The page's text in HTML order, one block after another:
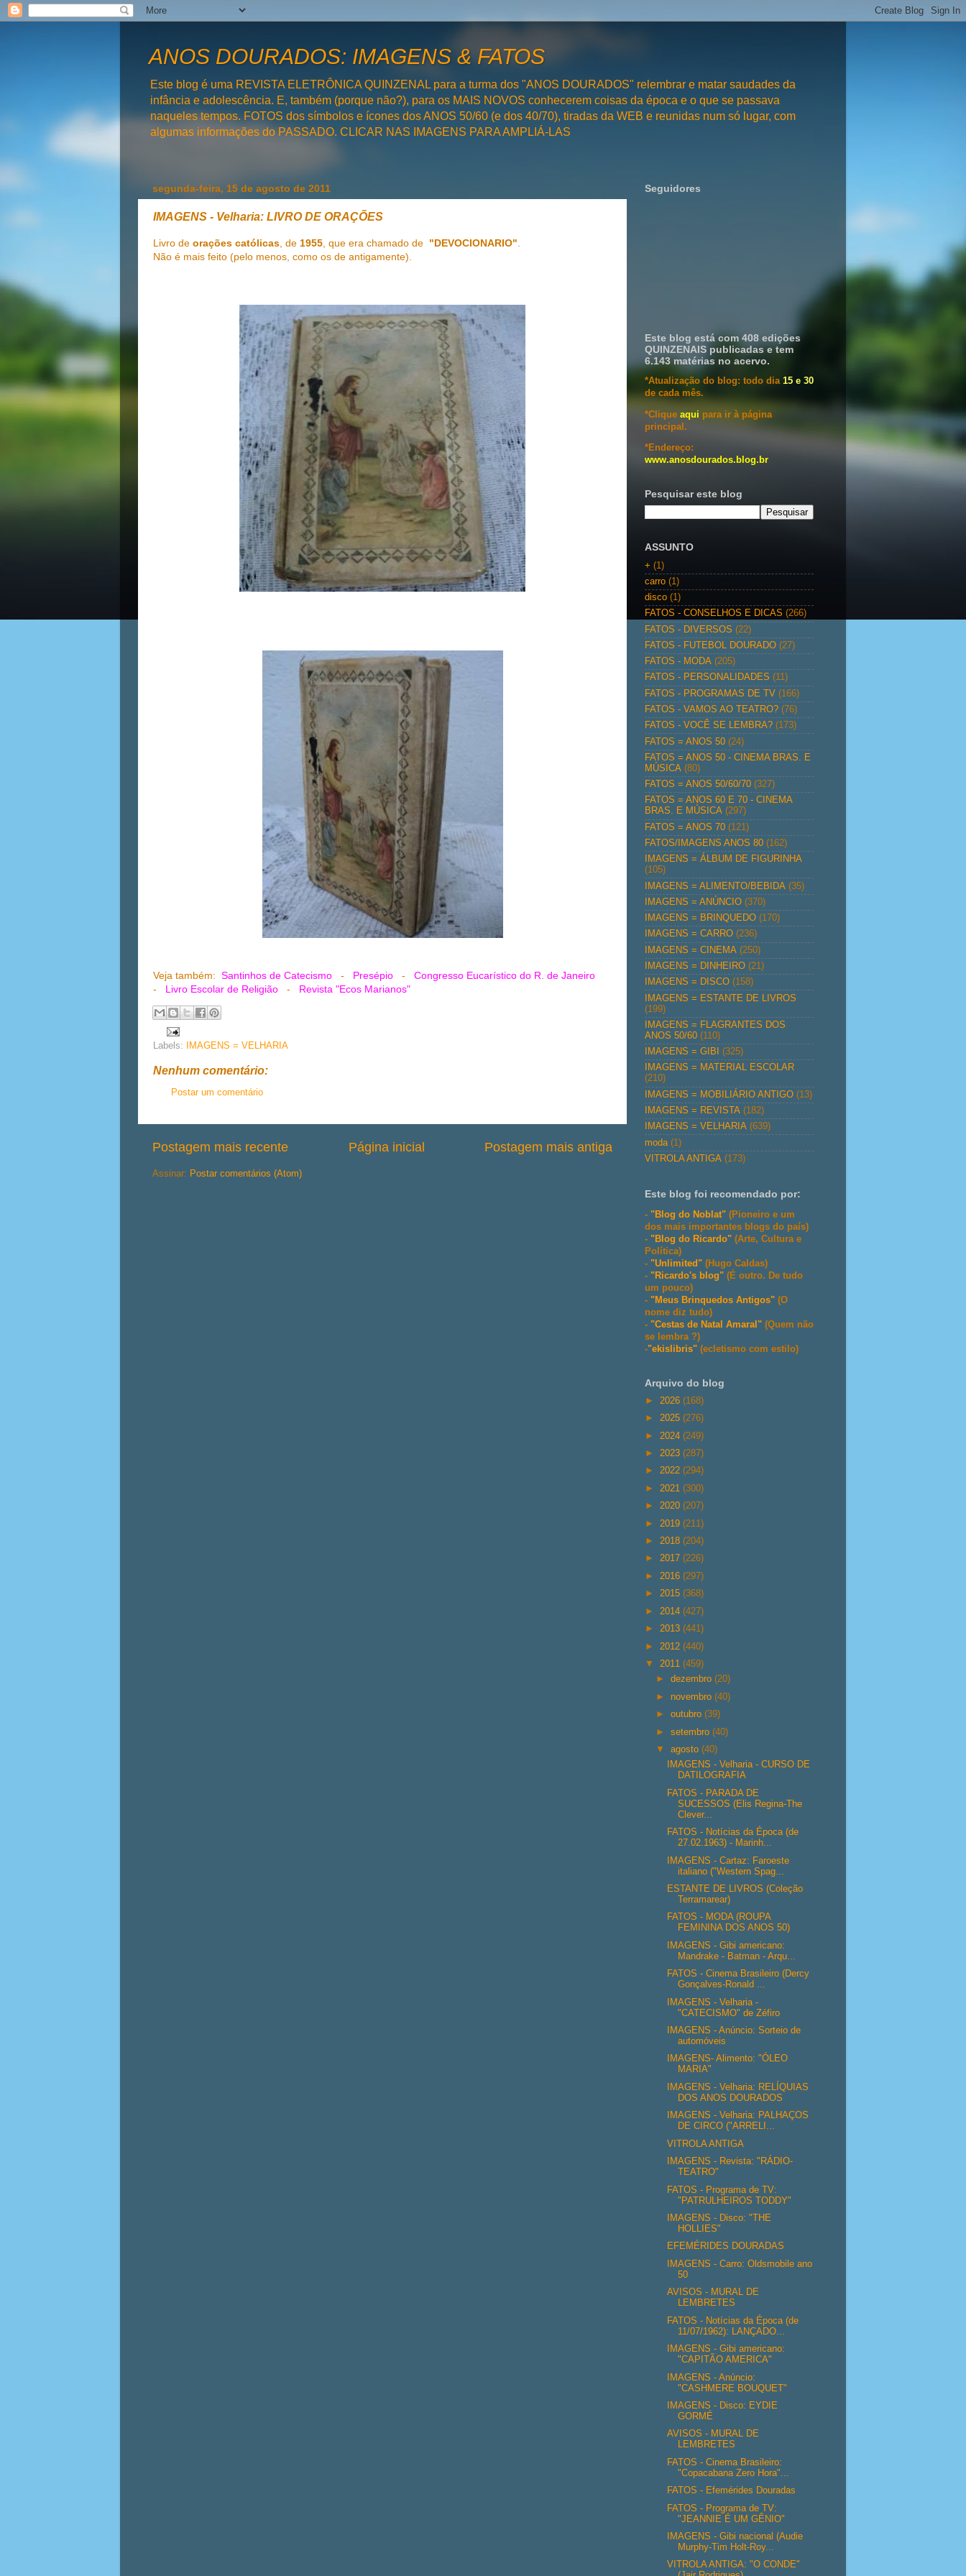
ANOS DOURADOS: IMAGENS & FATOS
Este blog é uma REVISTA ELETRÔNICA QUINZENAL para a turma dos "ANOS DOURADOS" relembrar e matar saudades da
infância e adolescência. E, também (porque não?), para os MAIS NOVOS conhecerem coisas da época e o que se passava
naqueles tempos. FOTOS dos símbolos e ícones dos ANOS 50/60 (e dos 40/70), tiradas da WEB e reunidas num só lugar, com
algumas informações do PASSADO. CLICAR NAS IMAGENS PARA AMPLIÁ-LAS
segunda-feira, 15 de agosto de 2011
IMAGENS - Velharia: LIVRO DE ORAÇÕES
Livro de orações católicas, de 1955, que era chamado de "DEVOCIONARIO".
Não é mais feito (pelo menos, como os de antigamente).
Veja também: Santinhos de Catecismo - Presépio - Congresso Eucarístico do R. de Janeiro
- Livro Escolar de Religião - Revista "Ecos Marianos"
Labels: IMAGENS = VELHARIA
Nenhum comentário:
Postar um comentário
Postagem mais recente Postagem mais antiga
Página inicial
Assinar: Postar comentários (Atom)
Seguidores
Este blog está com 408 edições
QUINZENAIS publicadas e tem
6.143 matérias no acervo.
*Atualização do blog: todo dia 15 e 30
de cada mês.
*Clique aqui para ir à página
principal.
*Endereço:
www.anosdourados.blog.br
Pesquisar este blog
ASSUNTO
+ (1)
carro (1)
disco (1)
FATOS - CONSELHOS E DICAS (266)
FATOS - DIVERSOS (22)
FATOS - FUTEBOL DOURADO (27)
FATOS - MODA (205)
FATOS - PERSONALIDADES (11)
FATOS - PROGRAMAS DE TV (166)
FATOS - VAMOS AO TEATRO? (76)
FATOS - VOCÊ SE LEMBRA? (173)
FATOS = ANOS 50 (24)
FATOS = ANOS 50 - CINEMA BRAS. E
MÚSICA (80)
FATOS = ANOS 50/60/70 (327)
FATOS = ANOS 60 E 70 - CINEMA
BRAS. E MÚSICA (297)
FATOS = ANOS 70 (121)
FATOS/IMAGENS ANOS 80 (162)
IMAGENS = ÁLBUM DE FIGURINHA
(105)
IMAGENS = ALIMENTO/BEBIDA (35)
IMAGENS = ANÚNCIO (370)
IMAGENS = BRINQUEDO (170)
IMAGENS = CARRO (236)
IMAGENS = CINEMA (250)
IMAGENS = DINHEIRO (21)
IMAGENS = DISCO (158)
IMAGENS = ESTANTE DE LIVROS
(199)
IMAGENS = FLAGRANTES DOS
ANOS 50/60 (110)
IMAGENS = GIBI
(325)
IMAGENS = MATERIAL ESCOLAR
(210)
IMAGENS = MOBILIÁRIO ANTIGO (13)
IMAGENS = REVISTA (182)
IMAGENS = VELHARIA (639)
moda (1)
VITROLA ANTIGA (173)
Este blog foi recomendado por:
- "Blog do Noblat" (Pioneiro e um
dos mais importantes blogs do país)
- "Blog do Ricardo" (Arte, Cultura e
Política)
- "Unlimited" (Hugo Caldas)
- "Ricardo's blog" (É outro. De tudo
um pouco)
- "Meus Brinquedos Antigos" (O
nome diz tudo)
- "Cestas de Natal Amaral" (Quem não
se lembra ?)
-"ekislibris" (ecletismo com estilo)
Arquivo do blog
► 2026 (168)
► 2025 (276)
► 2024 (249)
► 2023 (287)
► 2022 (294)
► 2021 (300)
► 2020 (207)
► 2019 (211)
► 2018 (204)
► 2017 (226)
► 2016 (297)
► 2015 (368)
► 2014 (427)
► 2013 (441)
► 2012 (440)
▼ 2011 (459)
►dezembro(20)
► novembro(40)
►outubro(39)
►setembro(40)
▼agosto(40)
IMAGENS - Velharia - CURSO DE
DATILOGRAFIA
FATOS - PARADA DE
SUCESSOS (Elis Regina-The
Clever...
FATOS - Notícias da Época (de
27.02.1963) - Marinh...
IMAGENS - Cartaz: Faroeste
italiano ("Western Spag...
ESTANTE DE LIVROS (Coleção
Terramarear)
FATOS - MODA (ROUPA
FEMININA DOS ANOS 50)
IMAGENS - Gibi americano:
Mandrake - Batman - Arqu...
FATOS - Cinema Brasileiro (Dercy
Gonçalves-Ronald ...
IMAGENS - Velharia -
"CATECISMO" de Zéfiro
IMAGENS - Anúncio: Sorteio de
automóveis
IMAGENS- Alimento: "ÓLEO
MARIA"
IMAGENS - Velharia: RELÍQUIAS
DOS ANOS DOURADOS
IMAGENS - Velharia: PALHAÇOS
DE CIRCO ("ARRELI...
VITROLA ANTIGA
IMAGENS - Revista: "RÁDIO-
TEATRO"
FATOS - Programa de TV:
"PATRULHEIROS TODDY"
IMAGENS - Disco: "THE
HOLLIES"
EFEMÉRIDES DOURADAS
IMAGENS - Carro: Oldsmobile ano
50
AVISOS - MURAL DE
LEMBRETES
FATOS - Notícias da Época (de
11/07/1962): LANÇADO...
IMAGENS - Gibi americano:
"CAPITÃO AMERICA"
IMAGENS - Anúncio:
"CASHMERE BOUQUET"
IMAGENS - Disco: EYDIE
GORMÉ
AVISOS - MURAL DE
LEMBRETES
FATOS - Cinema Brasileiro:
"Copacabana Zero Hora"...
FATOS - Efemérides Douradas
FATOS - Programa de TV:
"JEANNIE É UM GÊNIO"
IMAGENS - Gibi nacional (Audie
Murphy-Tim Holt-Roy...
VITROLA ANTIGA: "O CONDE"